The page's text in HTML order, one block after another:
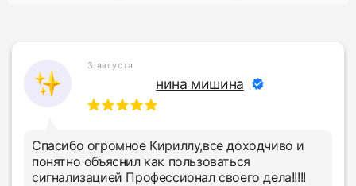
29 июля
Екатерина В.
Обратилась в фирменный центр с проблемой
подключения приложения StarLine. В течение
нескольких минут мастер Сергей помог